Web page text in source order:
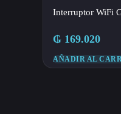
Interruptor WiFi
₲ 169.020
AÑADIR AL